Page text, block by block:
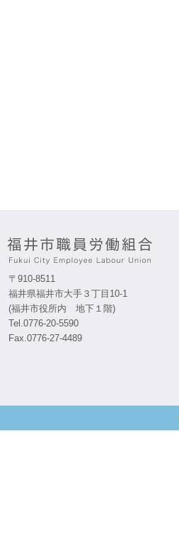
〒910-8511
福井県福井市大手３丁目10-1
(福井市役所内 地下１階)
Tel.0776-20-5590
Fax.0776-27-4489